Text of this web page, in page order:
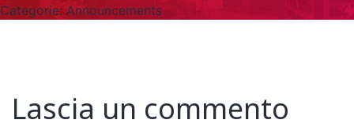
Categorie:Announcements
Lascia un commento